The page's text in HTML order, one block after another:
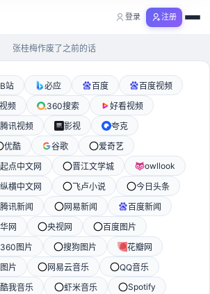
登录 注册
张桂梅作废了之前的话
B站 必应 百度
百度视频
频 360搜索
好看视频
腾讯视频 影视
夸克
优酷 谷歌
爱奇艺
起点中文网 晋江文学城
owllook
纵横中文网 飞卢小说
今日头条
腾讯新闻 网易新闻
百度新闻
网 央视网
百度图片
360图片 搜狗图片
花瓣网
片 网易云音乐
QQ音乐
酷我音乐 虾米音乐
Spotify